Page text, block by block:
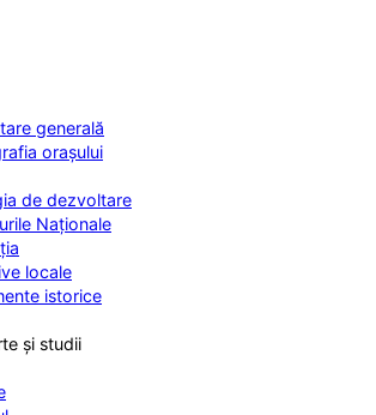
generală
orașului
de dezvoltare
Naționale
locale
istorice
și studii